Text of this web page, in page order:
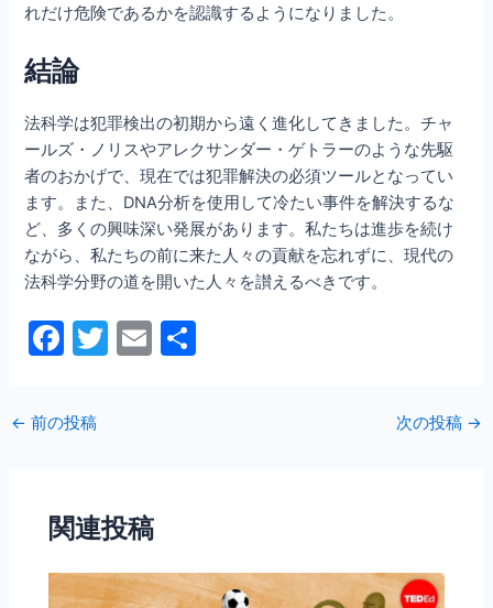
れだけ危険であるかを認識するようになりました。
結論
法科学は犯罪検出の初期から遠く進化してきました。チャ
ールズ・ノリスやアレクサンダー・ゲトラーのような先駆
者のおかげで、現在では犯罪解決の必須ツールとなってい
ます。また、DNA分析を使用して冷たい事件を解決するな
ど、多くの興味深い発展があります。私たちは進歩を続け
ながら、私たちの前に来た人々の貢献を忘れずに、現代の
法科学分野の道を開いた人々を讃えるべきです。
F
c
e
o
o
k
T
E
← 前の投稿 次の投稿 →
関連投稿